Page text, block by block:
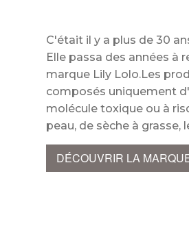
C'était il y a plus de 30
Elle passa des années à
marque Lily Lolo.Les
composés uniquement
molécule toxique ou à
peau, de sèche à
DÉCOUVRIR LA